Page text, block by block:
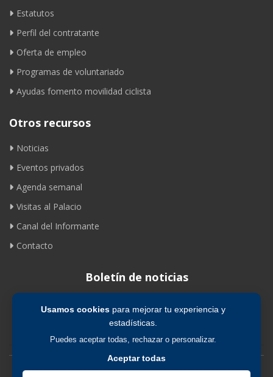
Usamos cookiespara mejorar tu experiencia y
estadísticas.
Puedes aceptar todas, rechazar o personalizar.
Aceptar todas
Estatutos
Perfil del contratante
Oferta de empleo
Programas de voluntariado
Ayudas fomento movilidad ciclista
Otros recursos
Noticias
Eventos privados
Agenda semanal
Visitas al Palacio
Canal del Informante
Contacto
Boletín de noticias
Suscribirse
Avíso legal | Política de privacidad | Política de cookies